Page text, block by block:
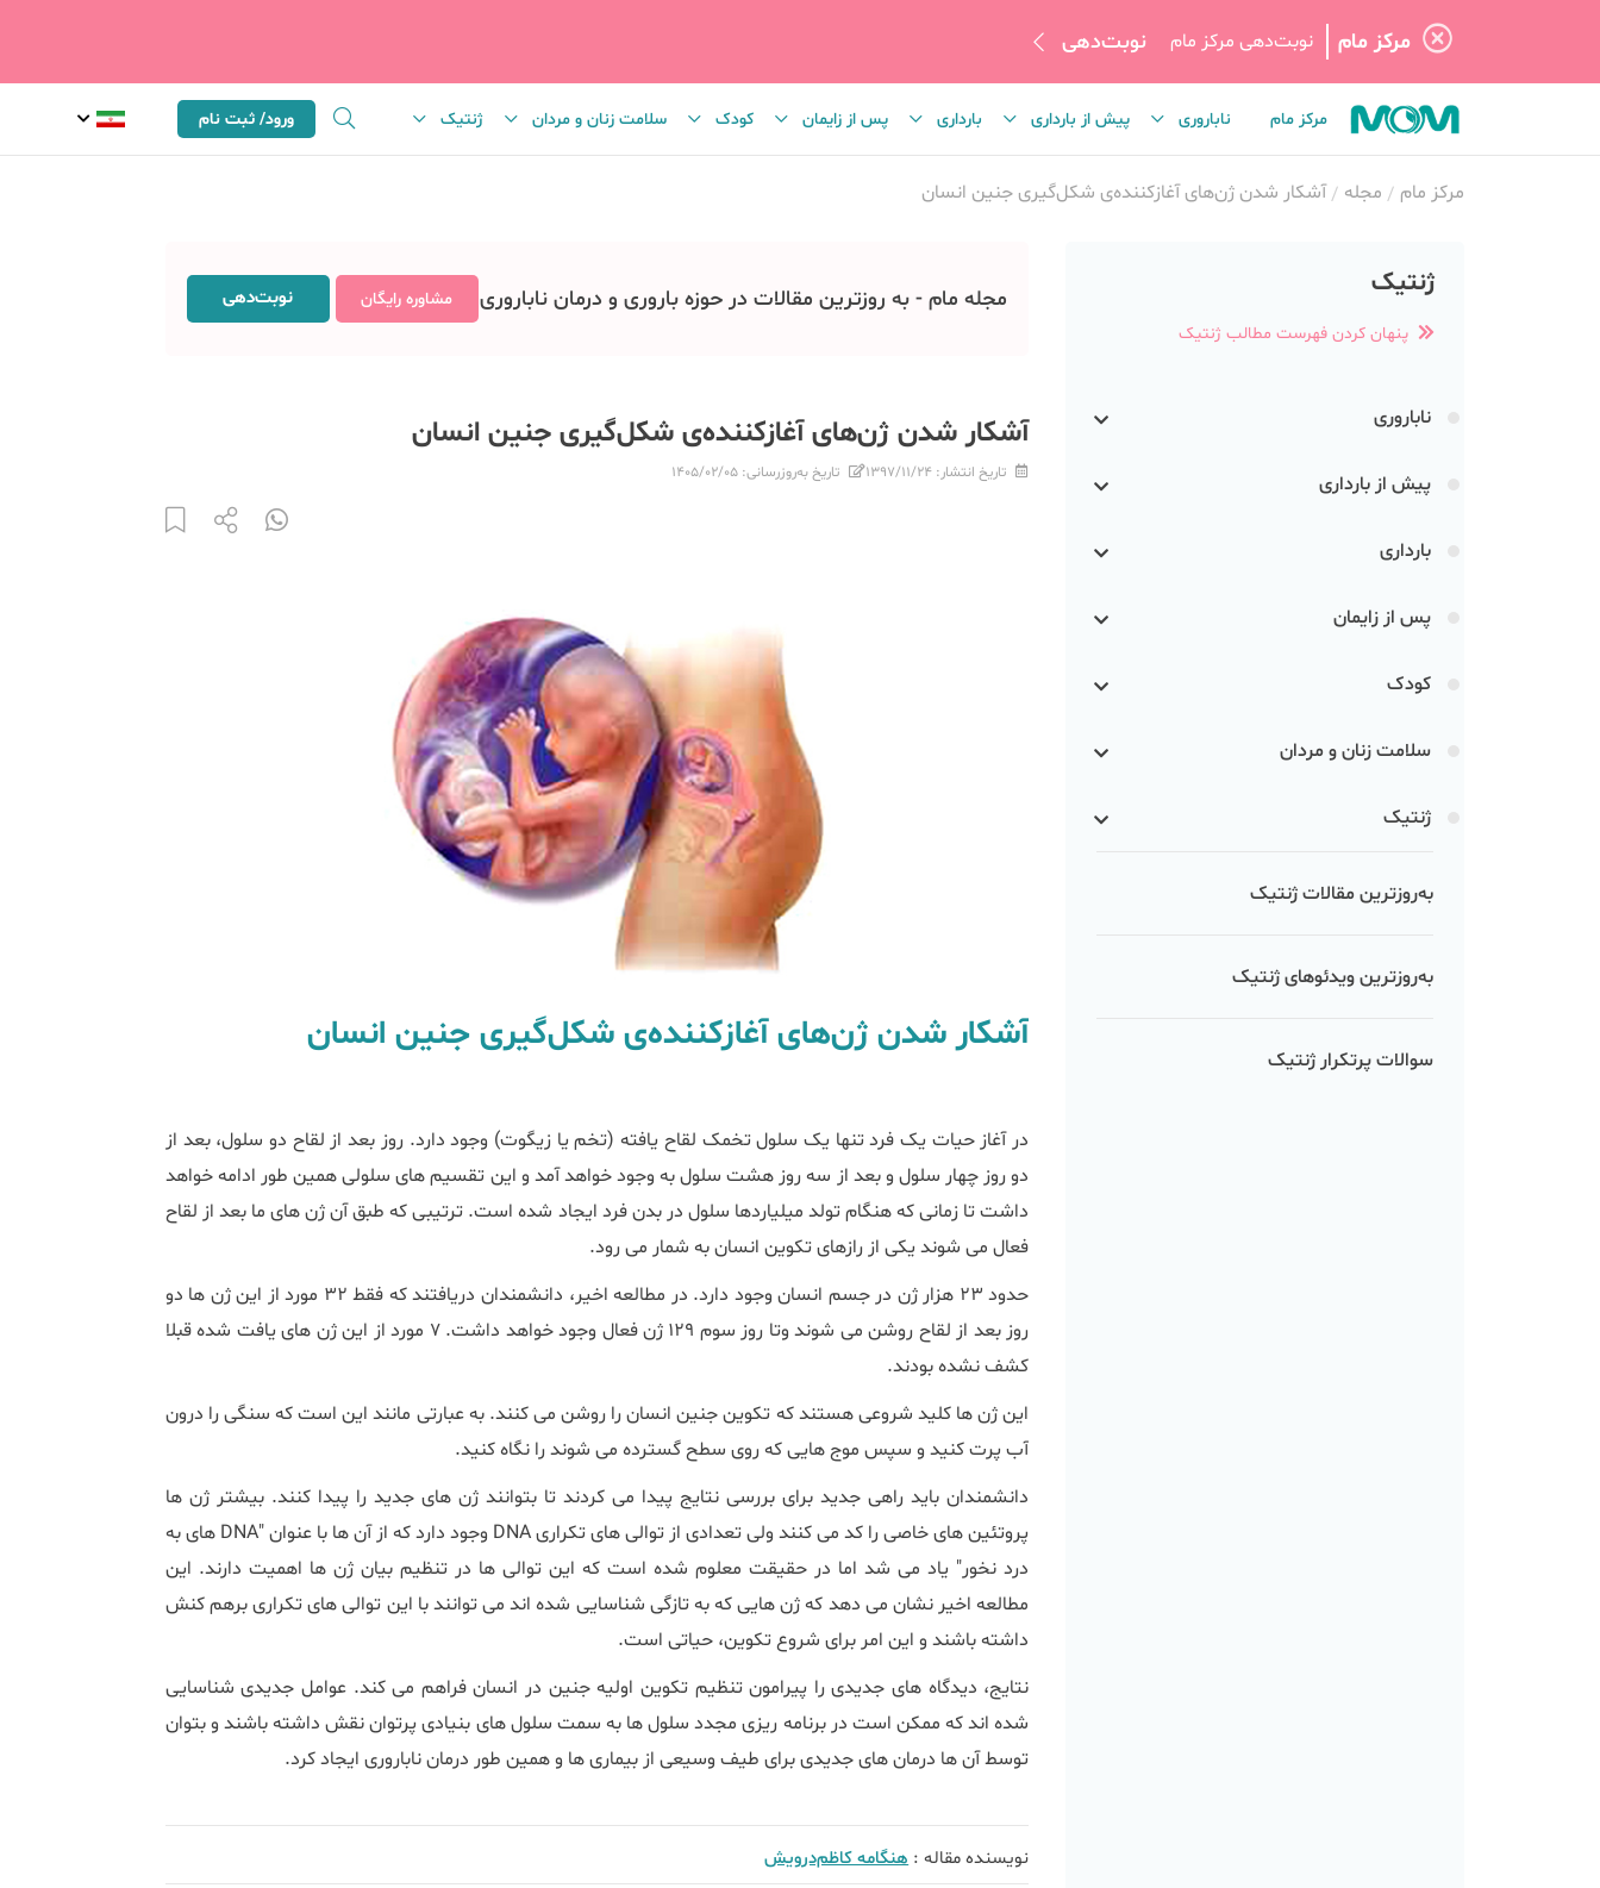
مرکز مام نوبت‌دهی مرکز مام نوبت‌دهی
مرکز مام ناباروری پیش از بارداری بارداری پس از زایمان کودک سلامت زنان و مردان ژنتیک ورود/ ثبت نام
مرکز مام مجله آشکار شدن ژن‌های آغازکننده‌ی شکل‌گیری جنین انسان
ژنتیک
پنهان کردن فهرست مطالب ژنتیک
ناباروری
پیش از بارداری
بارداری
پس از زایمان
کودک
سلامت زنان و مردان
ژنتیک
به‌روزترین مقالات ژنتیک
به‌روزترین ویدئوهای ژنتیک
سوالات پرتکرار ژنتیک
مجله مام - به روزترین مقالات در حوزه باروری و درمان ناباروری مشاوره رایگان نوبت‌دهی
آشکار شدن ژن‌های آغازکننده‌ی شکل‌گیری جنین انسان
تاریخ انتشار: ۱۳۹۷/۱۱/۲۴ تاریخ به‌روزرسانی: ۱۴۰۵/۰۲/۰۵
آشکار شدن ژن‌های آغازکننده‌ی شکل‌گیری جنین انسان
در آغاز حیات یک فرد تنها یک سلول تخمک لقاح یافته (تخم یا زیگوت) وجود دارد. روز بعد از لقاح دو سلول، بعد از
دو روز چهار سلول و بعد از سه روز هشت سلول به وجود خواهد آمد و این تقسیم های سلولی همین طور ادامه خواهد
داشت تا زمانی که هنگام تولد میلیاردها سلول در بدن فرد ایجاد شده است. ترتیبی که طبق آن ژن های ما بعد از لقاح
فعال می شوند یکی از رازهای تکوین انسان به شمار می رود.
حدود 23 هزار ژن در جسم انسان وجود دارد. در مطالعه اخیر، دانشمندان دریافتند که فقط 32 مورد از این ژن ها دو
روز بعد از لقاح روشن می شوند وتا روز سوم 129 ژن فعال وجود خواهد داشت. 7 مورد از این ژن های یافت شده قبلا
کشف نشده بودند.
این ژن ها کلید شروعی هستند که تکوین جنین انسان را روشن می کنند. به عبارتی مانند این است که سنگی را درون
آب پرت کنید و سپس موج هایی که روی سطح گسترده می شوند را نگاه کنید.
دانشمندان باید راهی جدید برای بررسی نتایج پیدا می کردند تا بتوانند ژن های جدید را پیدا کنند. بیشتر ژن ها
پروتئین های خاصی را کد می کنند ولی تعدادی از توالی های تکراری DNA وجود دارد که از آن ها با عنوان "DNA های به
درد نخور" یاد می شد اما در حقیقت معلوم شده است که این توالی ها در تنظیم بیان ژن ها اهمیت دارند. این
مطالعه اخیر نشان می دهد که ژن هایی که به تازگی شناسایی شده اند می توانند با این توالی های تکراری برهم کنش
داشته باشند و این امر برای شروع تکوین، حیاتی است.
نتایج، دیدگاه های جدیدی را پیرامون تنظیم تکوین اولیه جنین در انسان فراهم می کند. عوامل جدیدی شناسایی
شده اند که ممکن است در برنامه ریزی مجدد سلول ها به سمت سلول های بنیادی پرتوان نقش داشته باشند و بتوان
توسط آن ها درمان های جدیدی برای طیف وسیعی از بیماری ها و همین طور درمان ناباروری ایجاد کرد.
نویسنده مقاله :هنگامه کاظم‌درویش